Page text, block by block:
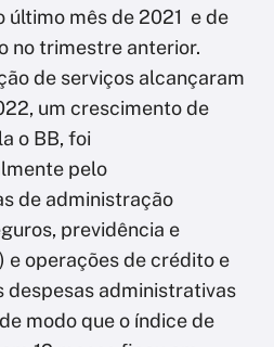
mês de 2021 e de
no trimestre anterior.
de serviços alcançaram
um crescimento de
o BB, foi
pelo
de administração
previdência e
e operações de crédito e
despesas administrativas
modo que o índice de